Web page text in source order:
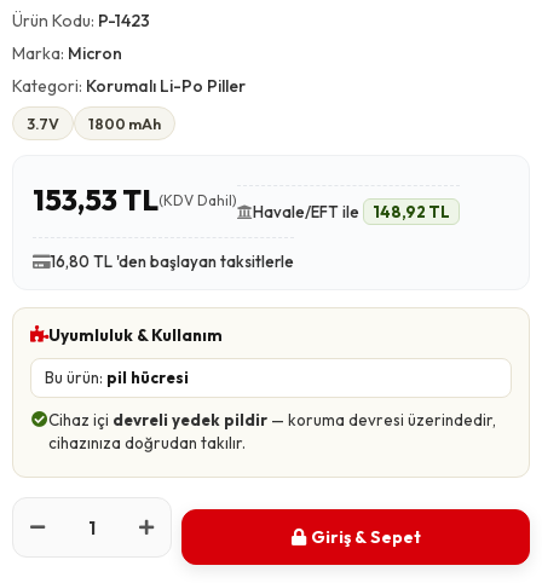
Ürün Kodu: P-1423
Marka: Micron
Kategori: Korumalı Li-Po Piller
3.7V 1800 mAh
153,53 TL(KDV Dahil)
Havale/EFT ile 148,92 TL
16,80 TL 'den başlayan taksitlerle
Uyumluluk & Kullanım
Bu ürün: pil hücresi
Cihaz içi devreli yedek pildir — koruma devresi üzerindedir,
cihazınıza doğrudan takılır.
Giriş & Sepet